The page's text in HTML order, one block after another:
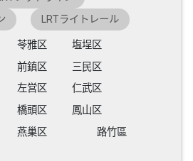
LRTライトレール
苓雅区
塩埕区
前鎮区
三民区
左営区
仁武区
橋頭区
鳳山区
燕巢区
路竹區